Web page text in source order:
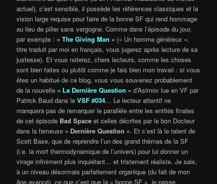
actuel), c’est sensible, il possède les références classiques et la
vision large requise pour faire de la bonne SF qui rend hommage
au lieu de piller sans vergogne. Comme dans l’épisode du jour,
par exemple : « The Giving Man » (« Un homme généreux »,
titre traduit par moi en français, vous jugerez après lecture de sa
justesse). Et vous noterez, chers lecteurs, comme les choses
sont bien faites ou plutôt comme je fais bien mon travail : si vous
êtes un habitué de ce blog, vous vous souvenez probablement
de la nouvelle « La Dernière Question » d’Asimov lue en VF par
Patrick Baud dans leVSF #034… Le lecteur attentif ne
manquera pas de remarquer le parallèle entre les entités finales
de cet épisode Bad Space et celles décrites par le bon Docteur
dans la fameuse « Dernière Question ». Et c’est là le talent de
Scott Base, que de reprendre l’un des grand thèmes de la SF
(i.e. la mort thermodynamique de l’univers) pour lui donner un
virage infiniment plus inquiétant… et tristement réaliste. Je sais,
à un niveau désormais parfaitement organique (du fait de mon
âge avancé), ce que c’est que la « bonne SF », je passe